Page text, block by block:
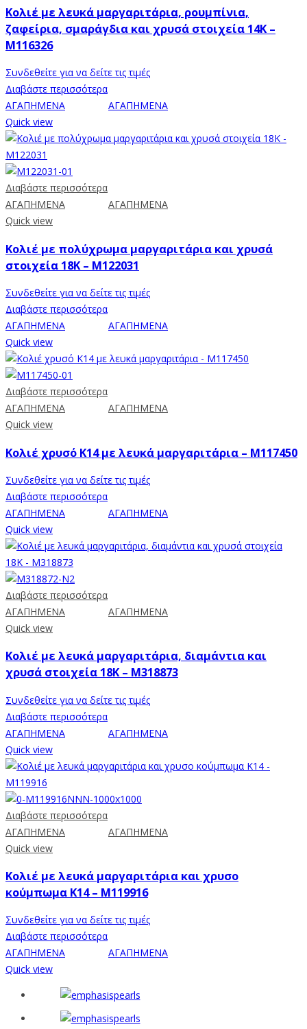
Κολιέ με λευκά μαργαριτάρια, ρουμπίνια,
ζαφείρια, σμαράγδια και χρυσά στοιχεία 14K –
M116326
Συνδεθείτε για να δείτε τις τιμές
Διαβάστε περισσότερα
ΑΓΑΠΗΜΕΝΑ
ΑΓΑΠΗΜΕΝΑ
Quick view
Διαβάστε περισσότερα
ΑΓΑΠΗΜΕΝΑ
ΑΓΑΠΗΜΕΝΑ
Quick view
Κολιέ με πολύχρωμα μαργαριτάρια και χρυσά
στοιχεία 18K – M122031
Συνδεθείτε για να δείτε τις τιμές
Διαβάστε περισσότερα
ΑΓΑΠΗΜΕΝΑ
ΑΓΑΠΗΜΕΝΑ
Quick view
Διαβάστε περισσότερα
ΑΓΑΠΗΜΕΝΑ
ΑΓΑΠΗΜΕΝΑ
Quick view
Κολιέ χρυσό Κ14 με λευκά μαργαριτάρια – M117450
Συνδεθείτε για να δείτε τις τιμές
Διαβάστε περισσότερα
ΑΓΑΠΗΜΕΝΑ
ΑΓΑΠΗΜΕΝΑ
Quick view
Διαβάστε περισσότερα
ΑΓΑΠΗΜΕΝΑ
ΑΓΑΠΗΜΕΝΑ
Quick view
Κολιέ με λευκά μαργαριτάρια, διαμάντια και
χρυσά στοιχεία 18K – M318873
Συνδεθείτε για να δείτε τις τιμές
Διαβάστε περισσότερα
ΑΓΑΠΗΜΕΝΑ
ΑΓΑΠΗΜΕΝΑ
Quick view
Διαβάστε περισσότερα
ΑΓΑΠΗΜΕΝΑ
ΑΓΑΠΗΜΕΝΑ
Quick view
Κολιέ με λευκά μαργαριτάρια και χρυσο
κούμπωμα Κ14 – M119916
Συνδεθείτε για να δείτε τις τιμές
Διαβάστε περισσότερα
ΑΓΑΠΗΜΕΝΑ
ΑΓΑΠΗΜΕΝΑ
Quick view